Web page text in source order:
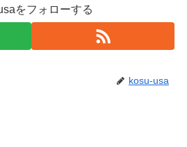
をフォローする
kosu-usa